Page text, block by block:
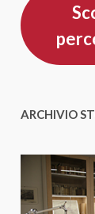
ARCHIVIO